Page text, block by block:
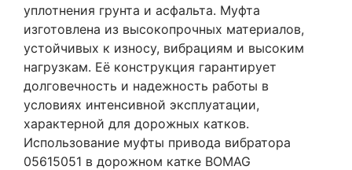
уплотнения грунта и асфальта. Муфта
изготовлена из высокопрочных материалов,
устойчивых к износу, вибрациям и высоким
нагрузкам. Её конструкция гарантирует
долговечность и надежность работы в
условиях интенсивной эксплуатации,
характерной для дорожных катков.
Использование муфты привода вибратора
05615051 в дорожном катке BOMAG